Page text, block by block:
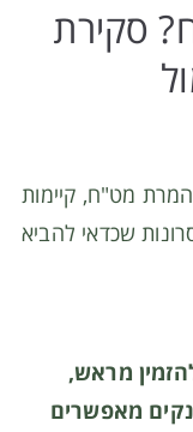
סקירת
מט"ח, קיימות
שכדאי להביא
מראש,
מאפשרים